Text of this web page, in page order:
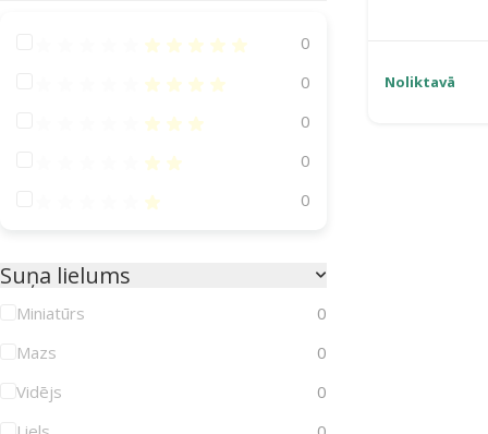
Atsauksmes 100%
0
Atsauksmes 80%
0
Atsauksmes 60%
0
Atsauksmes 40%
0
Atsauksmes 20%
0
Suņa lielums
Miniatūrs
0
Mazs
0
Vidējs
0
Noliktavā